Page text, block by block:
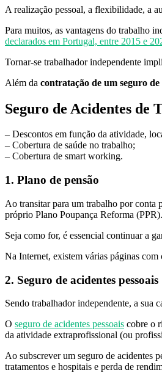
A realização pessoal, a flexibilidade, a
Para muitos, as vantagens do trabalho
declarados em Portugal, entre 2015 e
Tornar-se trabalhador independente
Além da contratação de um seguro
Seguro de Acidentes de
– Descontos em função da atividade,
– Cobertura de saúde no trabalho;
– Cobertura de smart working.
1. Plano de pensão
Ao transitar para um trabalho por conta
próprio Plano Poupança Reforma (PPR).
Seja como for, é essencial continuar a
Na Internet, existem várias páginas
2. Seguro de acidentes pessoais
Sendo trabalhador independente, a sua
O seguro de acidentes pessoais cobre o
da atividade extraprofissional (ou
Ao subscrever um seguro de acidentes
tratamentos e hospitais e perda de